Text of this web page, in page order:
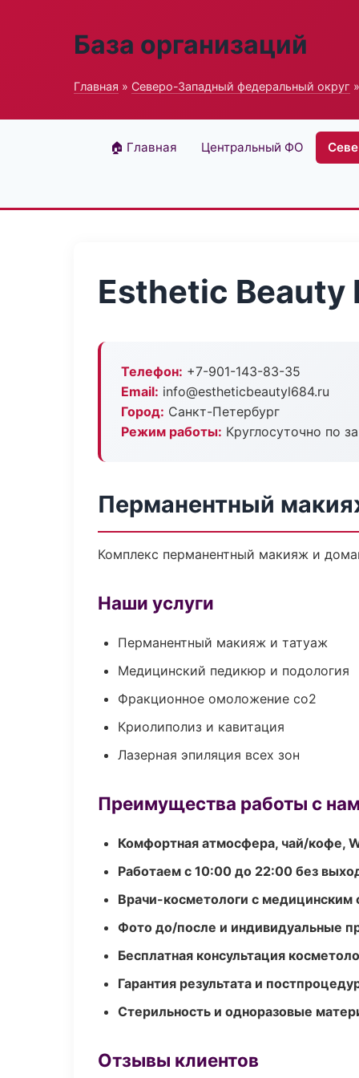
База организаций
Главная » Северо-Западный федеральный округ
🏠 Главная Центральный ФО
Esthetic Beauty
Телефон: +7-901-143-83-35
Email: info@estheticbeautyl684.ru
Город: Санкт-Петербург
Режим работы: Круглосуточно по
Перманентный
Комплекс перманентный макияж и
Наши услуги
Перманентный макияж и татуаж
Медицинский педикюр и подология
Фракционное омоложение co2
Криолиполиз и кавитация
Лазерная эпиляция всех зон
Преимущества работы с
Комфортная атмосфера, чай/кофе,
Работаем с 10:00 до 22:00 без
Врачи-косметологи с медицинским
Фото до/после и индивидуальные
Бесплатная консультация
Гарантия результата и
Стерильность и одноразовые
Отзывы клиентов